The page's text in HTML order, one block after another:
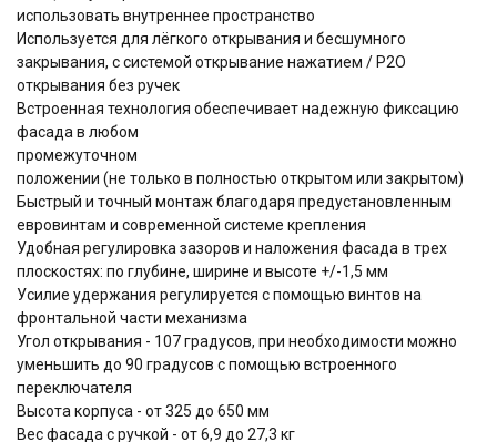
использовать внутреннее пространство
Используется для лёгкого открывания и бесшумного
закрывания, с системой открывание нажатием / P2O
открывания без ручек
Встроенная технология обеспечивает надежную фиксацию
фасада в любом
промежуточном
положении (не только в полностью открытом или закрытом)
Быстрый и точный монтаж благодаря предустановленным
евровинтам и современной системе крепления
Удобная регулировка зазоров и наложения фасада в трех
плоскостях: по глубине, ширине и высоте +/-1,5 мм
Усилие удержания регулируется с помощью винтов на
фронтальной части механизма
Угол открывания - 107 градусов, при необходимости можно
уменьшить до 90 градусов с помощью встроенного
переключателя
Высота корпуса - от 325 до 650 мм
Вес фасада с ручкой - от 6,9 до 27,3 кг